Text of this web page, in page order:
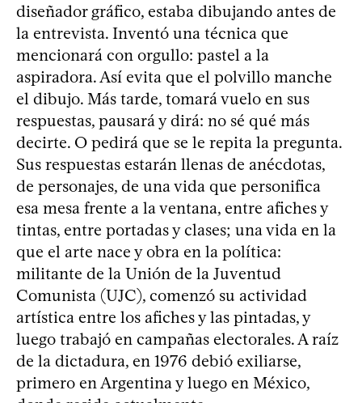
diseñador gráfico, estaba dibujando antes de
la entrevista. Inventó una técnica que
mencionará con orgullo: pastel a la
aspiradora. Así evita que el polvillo manche
el dibujo. Más tarde, tomará vuelo en sus
respuestas, pausará y dirá: no sé qué más
decirte. O pedirá que se le repita la pregunta.
Sus respuestas estarán llenas de anécdotas,
de personajes, de una vida que personifica
esa mesa frente a la ventana, entre afiches y
tintas, entre portadas y clases; una vida en la
que el arte nace y obra en la política:
militante de la Unión de la Juventud
Comunista (UJC), comenzó su actividad
artística entre los afiches y las pintadas, y
luego trabajó en campañas electorales. A raíz
de la dictadura, en 1976 debió exiliarse,
primero en Argentina y luego en México,